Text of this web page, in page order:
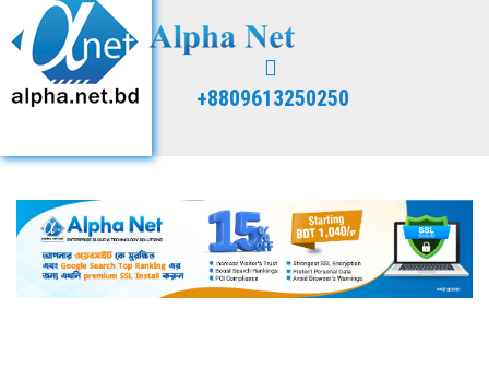
+8809613250250